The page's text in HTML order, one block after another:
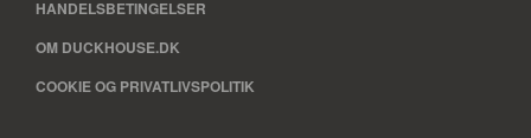
HANDELSBETINGELSER
OM DUCKHOUSE.DK
COOKIE OG PRIVATLIVSPOLITIK